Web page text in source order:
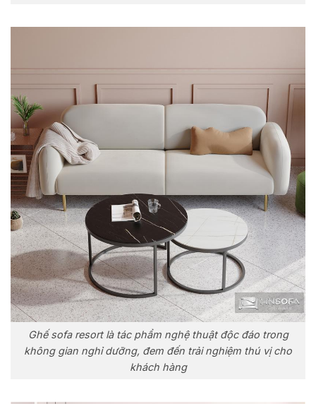
Ghế sofa resort là tác phẩm nghệ thuật độc đáo trong
không gian nghỉ dưỡng, đem đến trải nghiệm thú vị cho
khách hàng